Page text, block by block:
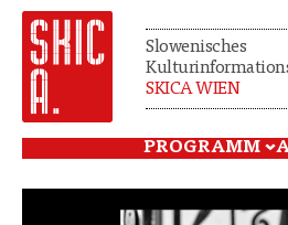
Slowenisches
SKICA WIEN
PROGRAMM